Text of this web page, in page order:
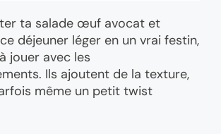
ta salade œuf avocat et
déjeuner léger en un vrai festin,
jouer avec les
Ils ajoutent de la texture,
même un petit twist